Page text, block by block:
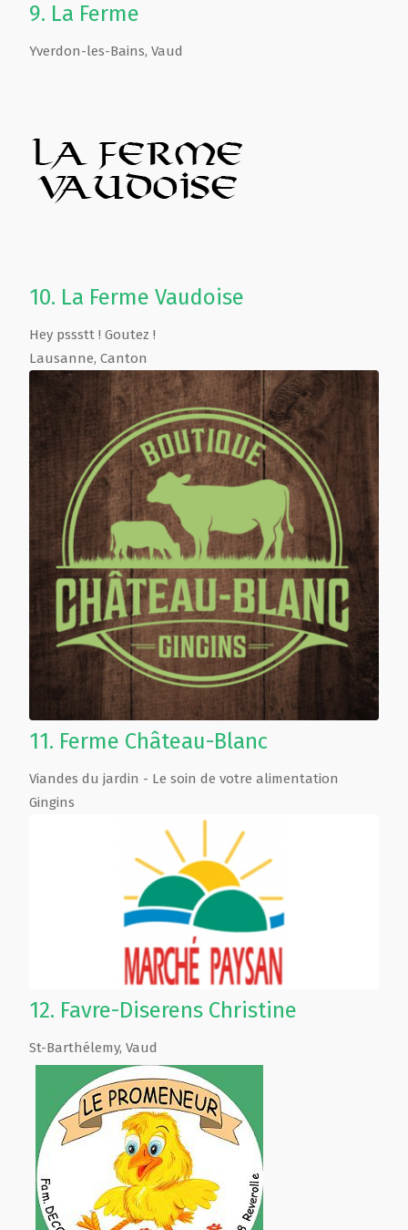
9. La Ferme
Yverdon-les-Bains, Vaud
10. La Ferme Vaudoise
Hey pssstt ! Goutez !
Lausanne, Canton
11. Ferme Château-Blanc
Viandes du jardin - Le soin de votre alimentation
Gingins
12. Favre-Diserens Christine
St-Barthélemy, Vaud